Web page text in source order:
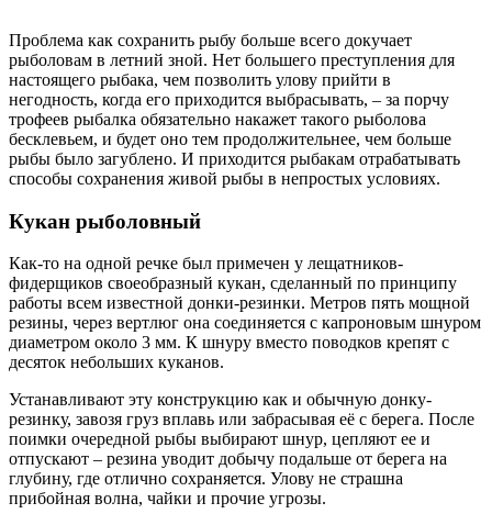
Проблема как сохранить рыбу больше всего докучает
рыболовам в летний зной. Нет большего преступления для
настоящего рыбака, чем позволить улову прийти в
негодность, когда его приходится выбрасывать, – за порчу
трофеев рыбалка обязательно накажет такого рыболова
бесклевьем, и будет оно тем продолжительнее, чем больше
рыбы было загублено. И приходится рыбакам отрабатывать
способы сохранения живой рыбы в непростых условиях.
Кукан рыболовный
Как-то на одной речке был примечен у лещатников-
фидерщиков своеобразный кукан, сделанный по принципу
работы всем известной донки-резинки. Метров пять мощной
резины, через вертлюг она соединяется с капроновым шнуром
диаметром около 3 мм. К шнуру вместо поводков крепят с
десяток небольших куканов.
Устанавливают эту конструкцию как и обычную донку-
резинку, завозя груз вплавь или забрасывая её с берега. После
поимки очередной рыбы выбирают шнур, цепляют ее и
отпускают – резина уводит добычу подальше от берега на
глубину, где отлично сохраняется. Улову не страшна
прибойная волна, чайки и прочие угрозы.